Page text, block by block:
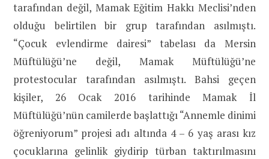
tarafından değil, Mamak Eğitim Hakkı Meclisi’nden
olduğu belirtilen bir grup tarafından asılmıştı.
“Çocuk evlendirme dairesi” tabelası da Mersin
Müftülüğü’ne değil, Mamak Müftülüğü’ne
protestocular tarafından asılmıştı. Bahsi geçen
kişiler, 26 Ocak 2016 tarihinde Mamak İl
Müftülüğü’nün camilerde başlattığı “Annemle dinimi
öğreniyorum” projesi adı altında 4 – 6 yaş arası kız
çocuklarına gelinlik giydirip türban taktırılmasını